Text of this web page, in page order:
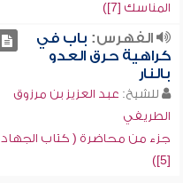
المناسك [7])
الفهرس: باب في
كراهية حرق العدو
بالنار
للشيخ: عبد العزيز بن مرزوق
الطريفي
جزء من محاضرة ( كتاب الجهاد
[5])